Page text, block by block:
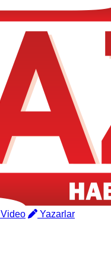
Video
Yazarlar